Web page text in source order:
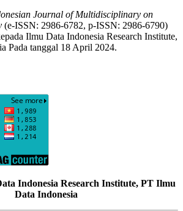
Journal of Multidisciplinary on
(e-ISSN: 2986-6782, p-ISSN: 2986-6790)
Ilmu Data Indonesia Research Institute,
Pada tanggal 18 April 2024.
Indonesia Research Institute, PT Ilmu
Data Indonesia